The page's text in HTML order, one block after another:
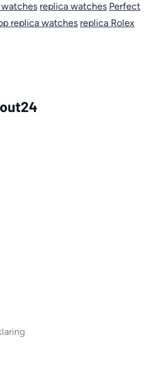
replica watches Perfect
replica watches replica Rolex